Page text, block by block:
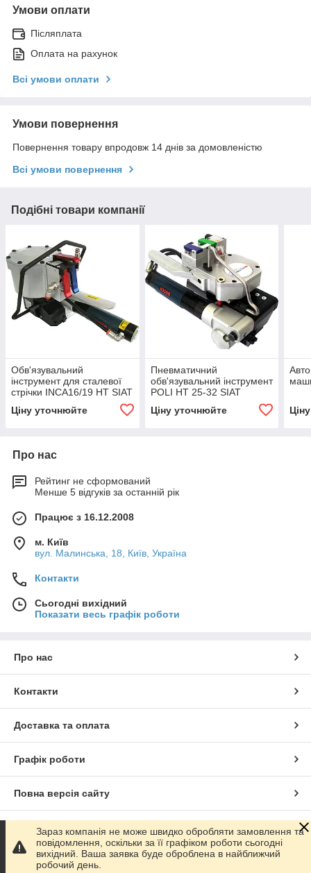
Умови оплати
Післяплата
Оплата на рахунок
Всі умови оплати
Умови повернення
Повернення товару впродовж 14 днів за домовленістю
Всі умови повернення
Подібні товари компанії
Обв'язувальний
інструмент для сталевої
стрічки INCA16/19 HT SIAT
Ціну уточнюйте
Пневматичний
обв'язувальний інструмент
POLI HT 25-32 SIAT
Ціну уточнюйте
Про нас
Рейтинг не сформований
Менше 5 відгуків за останній рік
Працює з 16.12.2008
м. Київ
вул. Малинська, 18, Київ, Україна
Контакти
Сьогодні вихідний
Показати весь графік роботи
Про нас
Контакти
Доставка та оплата
Графік роботи
Повна версія сайту
Сайт створено на маркетплейсіProm.ua
Політика конфіденційності
Зараз компанія не може швидко обробляти замовлення та
повідомлення, оскільки за її графіком роботи сьогодні
вихідний. Ваша заявка буде оброблена в найближчий
робочий день.